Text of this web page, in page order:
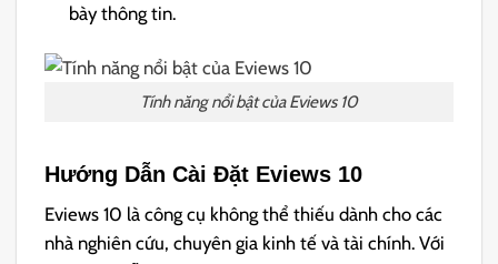
bày thông tin.
Tính năng nổi bật của Eviews 10
Hướng Dẫn Cài Đặt Eviews 10
Eviews 10 là công cụ không thể thiếu dành cho các
nhà nghiên cứu, chuyên gia kinh tế và tài chính. Với